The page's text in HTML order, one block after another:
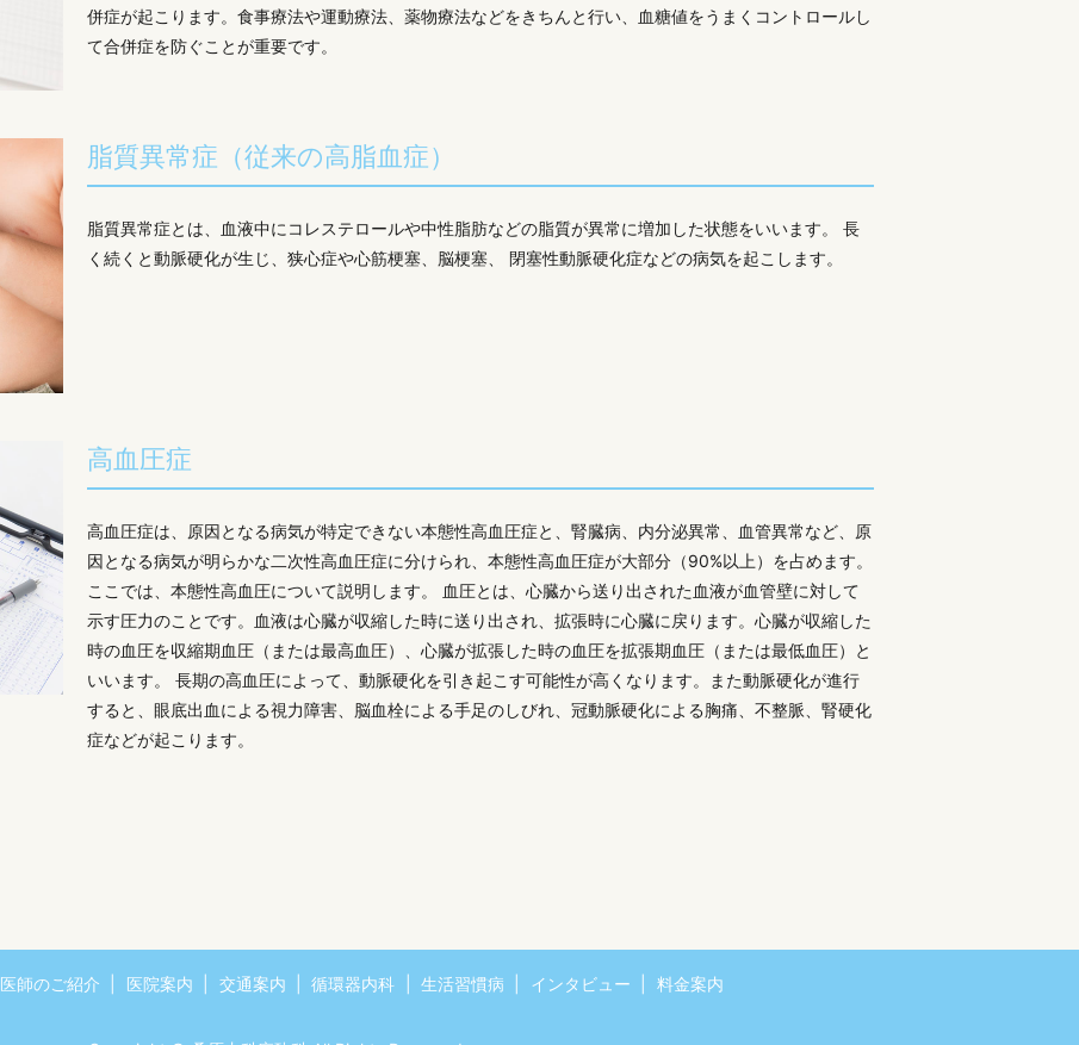
併症が起こります。食事療法や運動療法、薬物療法などをきちんと行い、血糖値をうまくコントロールし
て合併症を防ぐことが重要です。
脂質異常症（従来の高脂血症）
脂質異常症とは、血液中にコレステロールや中性脂肪などの脂質が異常に増加した状態をいいます。 長
く続くと動脈硬化が生じ、狭心症や心筋梗塞、脳梗塞、 閉塞性動脈硬化症などの病気を起こします。
高血圧症
高血圧症は、原因となる病気が特定できない本態性高血圧症と、腎臓病、内分泌異常、血管異常など、原
因となる病気が明らかな二次性高血圧症に分けられ、本態性高血圧症が大部分（90%以上）を占めます。
ここでは、本態性高血圧について説明します。 血圧とは、心臓から送り出された血液が血管壁に対して
示す圧力のことです。血液は心臓が収縮した時に送り出され、拡張時に心臓に戻ります。心臓が収縮した
時の血圧を収縮期血圧（または最高血圧）、心臓が拡張した時の血圧を拡張期血圧（または最低血圧）と
いいます。 長期の高血圧によって、動脈硬化を引き起こす可能性が高くなります。また動脈硬化が進行
すると、眼底出血による視力障害、脳血栓による手足のしびれ、冠動脈硬化による胸痛、不整脈、腎硬化
症などが起こります。
医師のご紹介 医院案内 交通案内 循環器内科 生活習慣病 インタビュー 料金案内